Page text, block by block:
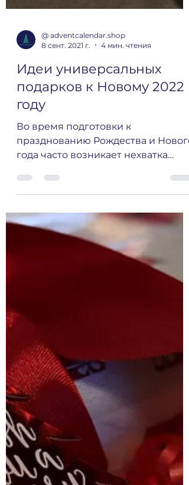
@ adventcalendar.shop
8 сент. 2021 г.
4 мин. чтения
Идеи универсальных
подарков к Новому 2022
году
празднованию Рождества и Нового
года часто возникает нехватка
или коллегам. Мы...